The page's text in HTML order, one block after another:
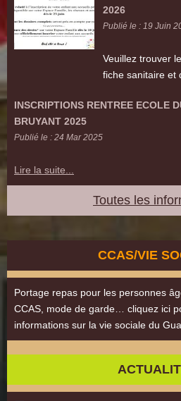
2026
Publié le : 19 Juin
Veuillez trouver
fiche sanitaire et
INSCRIPTIONS RENTREE ECOLE
BRUYANT 2025
Publié le : 24 Mar 2025
Lire la suite...
Toutes les
CCAS/VIE
Portage repas pour les personnes
CCAS, mode de garde… cliquez ici
informations sur la vie sociale du